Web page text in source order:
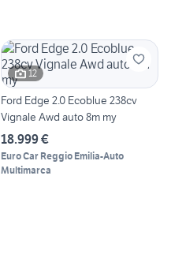
12
Ford Edge 2.0 Ecoblue 238cv
Vignale Awd auto 8m my
18.999 €
Euro Car Reggio Emilia-Auto
Multimarca